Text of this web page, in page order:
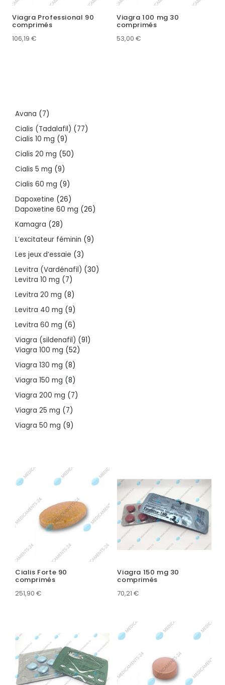
Viagra Professional 90
comprimés
106,19 €
Viagra 100 mg 30
comprimés
53,00 €
Avana 77
products
Cialis (Tadalafil) 7777
Cialis 10 mg 99
products
Cialis 20 mg 5050
Cialis 5 mg 99
products
Cialis 60 mg 99
products
Dapoxetine 2626
products
Dapoxetine 60 mg 2626
Kamagra 2828
products
L’excitateur féminin 99
Les jeux d’essaie 33
products
Levitra (Vardénafil) 3030
Levitra 10 mg 77
products
Levitra 20 mg 88
products
Levitra 40 mg 99
products
Levitra 60 mg 66
products
Viagra (sildenafil) 9191
Viagra 100 mg 5252
Viagra 130 mg 88
products
Viagra 150 mg 88
products
Viagra 200 mg 77
Viagra 25 mg 77
products
Viagra 50 mg 99
Cialis Forte 90
comprimés
251,90 €
Viagra 150 mg 30
comprimés
70,21€